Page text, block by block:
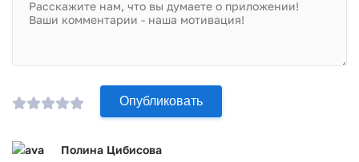
Опубликовать
Полина Цибисова